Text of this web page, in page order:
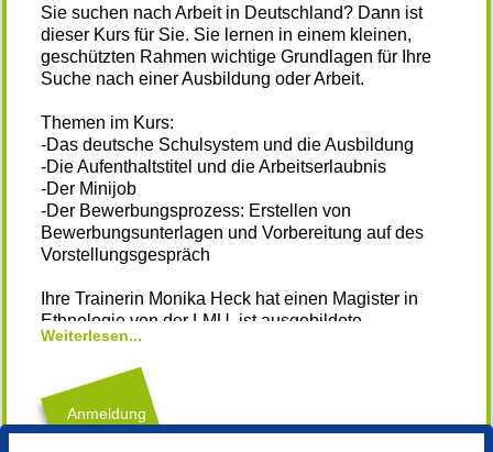
Sie suchen nach Arbeit in Deutschland? Dann ist
dieser Kurs für Sie. Sie lernen in einem kleinen,
geschützten Rahmen wichtige Grundlagen für Ihre
Suche nach einer Ausbildung oder Arbeit.
Themen im Kurs:
-Das deutsche Schulsystem und die Ausbildung
-Die Aufenthaltstitel und die Arbeitserlaubnis
-Der Minijob
-Der Bewerbungsprozess: Erstellen von
Bewerbungsunterlagen und Vorbereitung auf des
Vorstellungsgespräch
Ihre Trainerin Monika Heck hat einen Magister in
Ethnologie von der LMU, ist ausgebildete
interkulturelle Trainerin und arbeitet seit 2015 im
Fluchtbereich. Seit Oktober 2019 leitet sie das
Jobmentoring-Projekt bei den Maltesern. Seit 2024
ist sie zudem als freie Referentin zum Thema
berufliche Integration von Geflüchteten tätig.
Weiterlesen...
Anmeldung
nicht mehr